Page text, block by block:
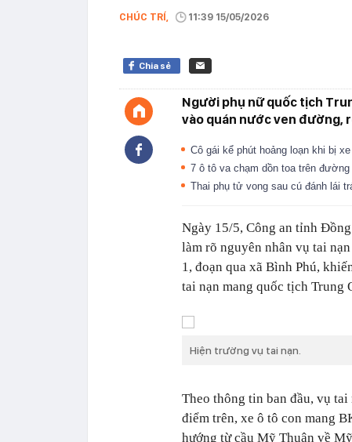
CHÚC TRÍ, 11:39 15/05/2026
Chia sẻ
Người phụ nữ quốc tịch
vào quán nước ven đường,
Cô gái kể phút hoảng loạn khi bị
7 ô tô va chạm dồn toa trên
Thai phụ tử vong sau cú đánh lái
Ngày 15/5, Công an tỉnh
làm rõ nguyên nhân vụ tai
1, đoạn qua xã Bình Phú,
tai nạn mang quốc tịch Trung
Hiện trường vụ tai nạn.
Theo thông tin ban đầu, vụ
điểm trên, xe ô tô con mang
hướng từ cầu Mỹ Thuận về